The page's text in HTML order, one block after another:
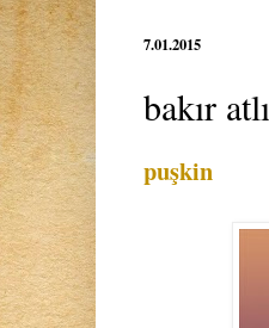
7.01.2015
bakır atlı
puşkin